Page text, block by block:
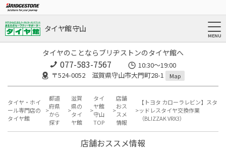
タイヤ館 守山
タイヤのことならブリヂストンのタイヤ館へ
077-583-7567
10:30～19:00
〒524-0052 滋賀県守山市大門町28-1
Map
タイヤ・ホイ
ール専門店の
タイヤ館
都道
府県
から
探す
滋賀
県の
タイ
ヤ館
タイ
ヤ館
守山
TOP
店舗
おス
スメ
情報
【トヨタ カローラレビン】スタ
ッドレスタイヤ交換作業
（BLIZZAK VRX3）
店舗おススメ情報